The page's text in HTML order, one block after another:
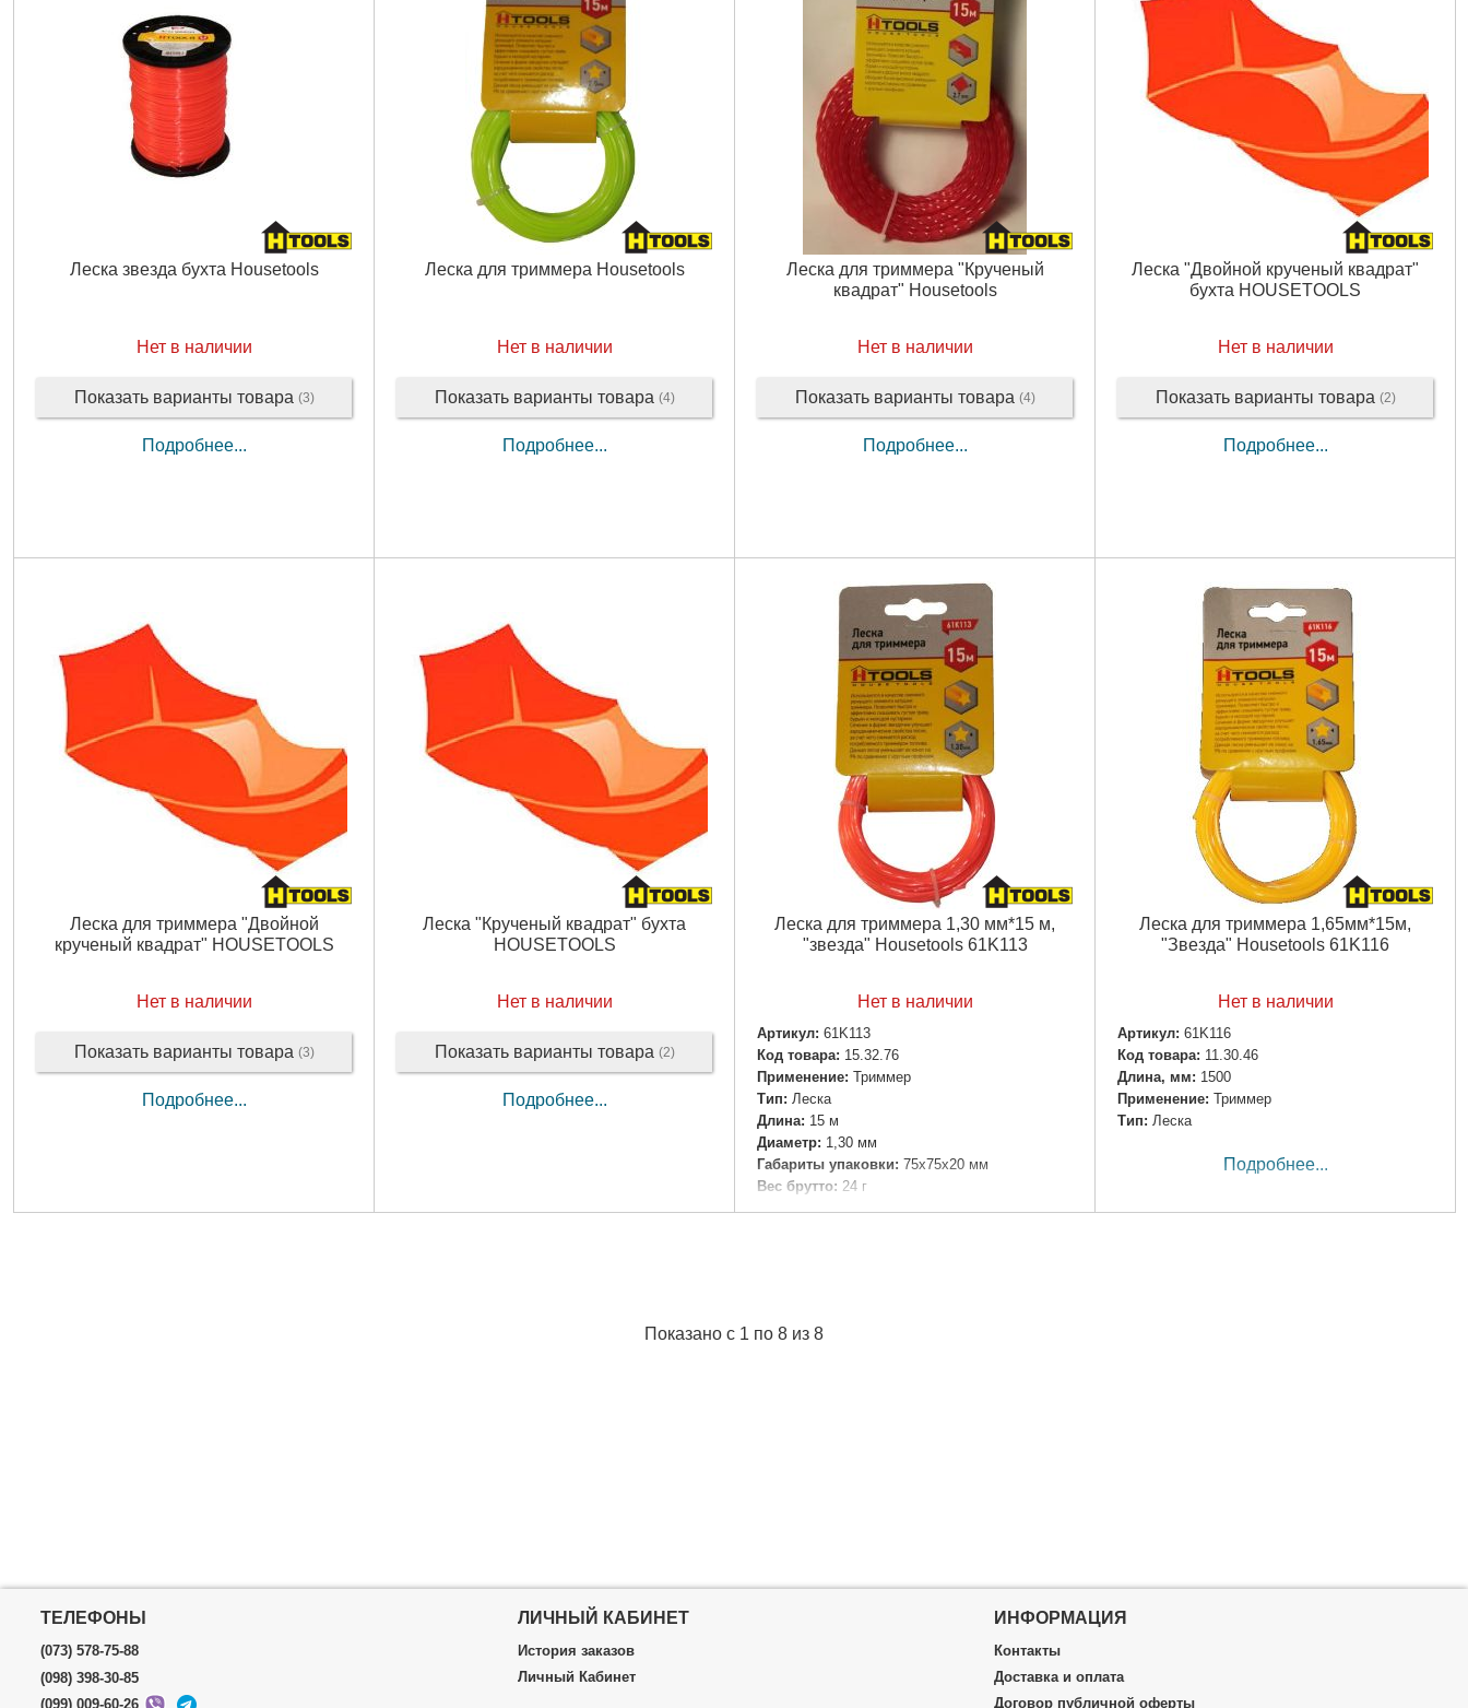
Леска звезда бухта Housetools
Нет в наличии
Показать варианты товара (3)
Подробнее...
Леска для триммера Housetools
Нет в наличии
Показать варианты товара (4)
Подробнее...
Леска для триммера "Крученый
квадрат" Housetools
Нет в наличии
Показать варианты товара (4)
Подробнее...
Леска "Двойной крученый квадрат"
бухта HOUSETOOLS
Нет в наличии
Показать варианты товара (2)
Подробнее...
Леска для триммера "Двойной
крученый квадрат" HOUSETOOLS
Нет в наличии
Показать варианты товара (3)
Подробнее...
Леска "Крученый квадрат" бухта
HOUSETOOLS
Нет в наличии
Показать варианты товара (2)
Подробнее...
Леска для триммера 1,30 мм*15 м,
"звезда" Housetools 61K113
Нет в наличии
Артикул: 61K113
Код товара: 15.32.76
Применение: Триммер
Тип: Леска
Длина: 15 м
Диаметр: 1,30 мм
Габариты упаковки: 75x75x20 мм
Вес брутто: 24 г
Леска для триммера 1,65мм*15м,
"Звезда" Housetools 61K116
Нет в наличии
Артикул: 61K116
Код товара: 11.30.46
Длина, мм: 1500
Применение: Триммер
Тип: Леска
Подробнее...
Показано с 1 по 8 из 8
ТЕЛЕФОНЫ
(073) 578-75-88
(098) 398-30-85
(099) 009-60-26
ЛИЧНЫЙ КАБИНЕТ
История заказов
Личный Кабинет
ИНФОРМАЦИЯ
Контакты
Доставка и оплата
Договор публичной оферты